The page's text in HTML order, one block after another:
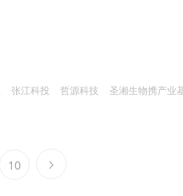
张江科投 哲源科技 圣湘生物携产业
10